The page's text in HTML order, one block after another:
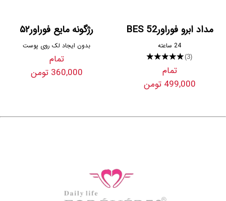
مداد ابرو فوراور52 BES رژگونه مایع فوراور۵۲